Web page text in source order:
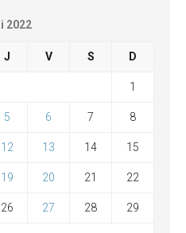
2022
J V S D
1
5 6 7 8
12 13 14 15
19 20 21 22
26 27 28 29